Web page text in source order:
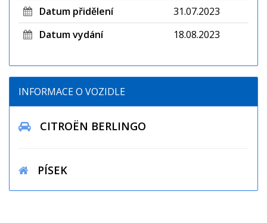
Datum přidělení
31.07.2023
Datum vydání
18.08.2023
INFORMACE O VOZIDLE
CITROËN BERLINGO
PÍSEK